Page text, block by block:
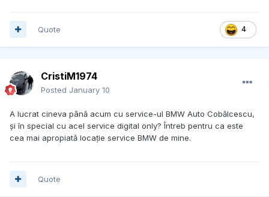
4
Quote
CristiM1974
Posted January 10
A lucrat cineva până acum cu service-ul BMW Auto Cobălcescu,
și în special cu acel service digital only? Întreb pentru ca este
cea mai apropiată locație service BMW de mine.
Quote